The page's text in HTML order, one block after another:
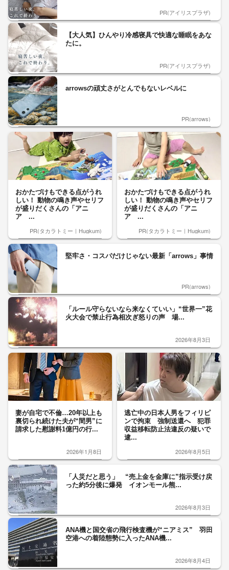
PR(アイリスプラザ)
【大人気】ひんやり冷感寝具で快適な睡眠をあな
たに。
PR(アイリスプラザ)
arrowsの頑丈さがとんでもないレベルに
PR(arrows)
おかたづけもできる点がうれ
しい！ 動物の鳴き声やセリフ
が盛りだくさんの「アニ
ア ...
PR(タカラトミー｜Hugkum)
おかたづけもできる点がうれ
しい！ 動物の鳴き声やセリフ
が盛りだくさんの「アニ
ア ...
PR(タカラトミー｜Hugkum)
堅牢さ・コスパだけじゃない最新「arrows」事情
PR(arrows)
「ルール守らないなら来なくていい」“世界一”花
火大会で禁止行為相次ぎ怒りの声 場...
2026年8月3日
妻が自宅で不倫…20年以上も
裏切られ続けた夫が“間男”に
請求した慰謝料1億円の行...
2026年1月8日
逃亡中の日本人男をフィリピ
ンで拘束 強制送還へ 犯罪
収益移転防止法違反の疑いで
逮...
2026年8月5日
「人災だと思う」 “売上金を金庫に”指示受け戻
った約5分後に爆発 イオンモール熊...
2026年8月3日
ANA機と国交省の飛行検査機が“ニアミス” 羽田
空港への着陸態勢に入ったANA機...
2026年8月4日